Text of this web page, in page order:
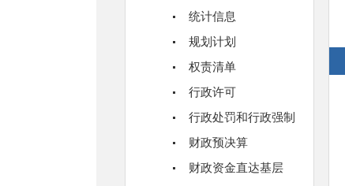
统计信息
规划计划
权责清单
行政许可
行政处罚和行政强制
财政预决算
财政资金直达基层